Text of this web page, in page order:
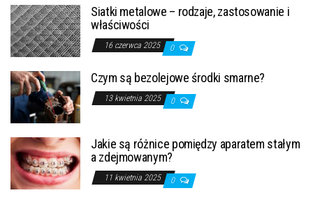
Siatki metalowe – rodzaje, zastosowanie i
właściwości
16 czerwca 2025 0
Czym są bezolejowe środki smarne?
13 kwietnia 2025 0
Jakie są różnice pomiędzy aparatem stałym
a zdejmowanym?
11 kwietnia 2025 0